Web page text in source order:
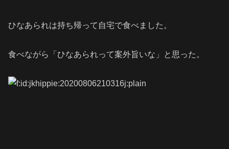
ひなあられは持ち帰って自宅で食べました。
食べながら「ひなあられって案外旨いな」と思った。